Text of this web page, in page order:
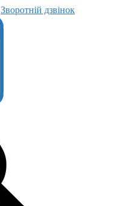
Зворотній дзвінок